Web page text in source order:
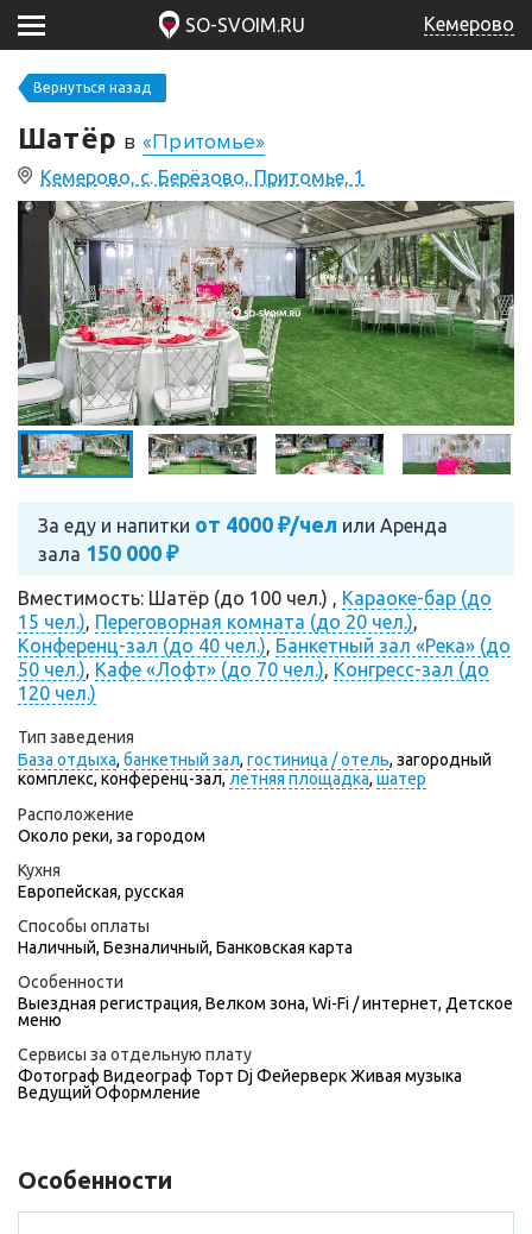
SO-SVOIM.RU Кемерово
Вернуться назад
Шатёр в «Притомье»
Кемерово, с. Берёзово, Притомье, 1
За еду и напитки от 4000 ₽/чел или Аренда
зала 150 000 ₽
Вместимость: Шатёр (до 100 чел.) , Караоке-бар (до
15 чел.), Переговорная комната (до 20 чел.),
Конференц-зал (до 40 чел.), Банкетный зал «Река» (до
50 чел.), Кафе «Лофт» (до 70 чел.), Конгресс-зал (до
120 чел.)
Тип заведения
База отдыха, банкетный зал, гостиница / отель, загородный
комплекс, конференц-зал, летняя площадка, шатер
Расположение
Около реки, за городом
Кухня
Европейская, русская
Способы оплаты
Наличный, Безналичный, Банковская карта
Особенности
Выездная регистрация, Велком зона, Wi-Fi / интернет, Детское
меню
Сервисы за отдельную плату
Фотограф Видеограф Торт DjФейерверкЖивая музыка
Ведущий Оформление
Особенности